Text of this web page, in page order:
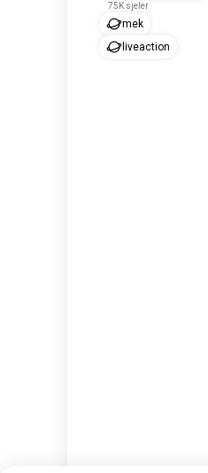
75K sjeler
mek
liveaction